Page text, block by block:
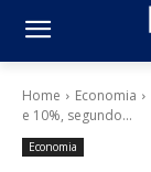
Home Economia
e 10%, segundo...
Economia